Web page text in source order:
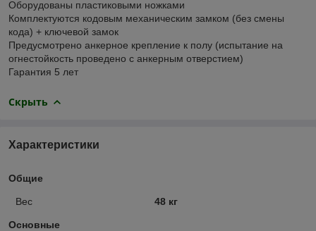
Оборудованы пластиковыми ножками
Комплектуются кодовым механическим замком (без смены
кода) + ключевой замок
Предусмотрено анкерное крепление к полу (испытание на
огнестойкость проведено с анкерным отверстием)
Гарантия 5 лет
Скрыть
Характеристики
Общие
Вес 48 кг
Основные